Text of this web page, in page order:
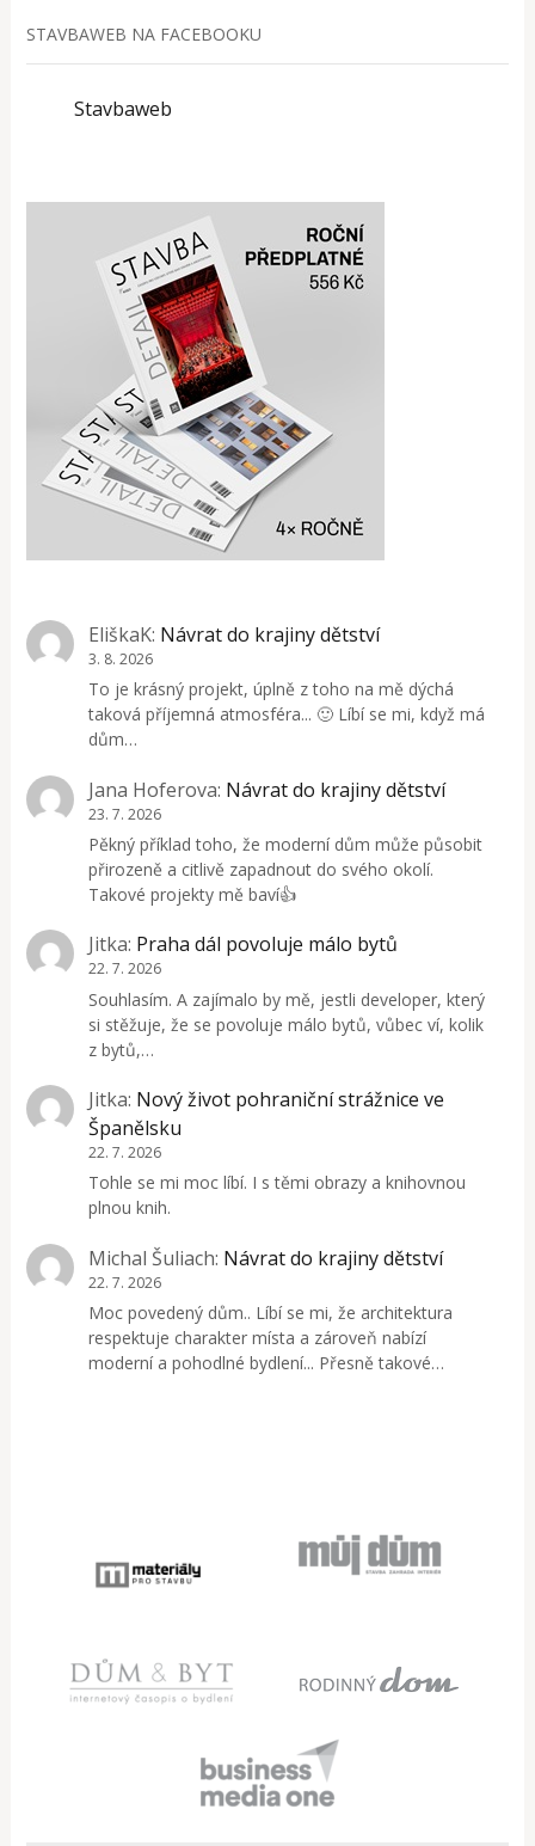
STAVBAWEB NA FACEBOOKU
Stavbaweb
EliškaK: Návrat do krajiny dětství
3. 8. 2026
To je krásný projekt, úplně z toho na mě dýchá
taková příjemná atmosféra... 🙂 Líbí se mi, když má
dům…
Jana Hoferova: Návrat do krajiny dětství
23. 7. 2026
Pěkný příklad toho, že moderní dům může působit
přirozeně a citlivě zapadnout do svého okolí.
Takové projekty mě baví👍
Jitka: Praha dál povoluje málo bytů
22. 7. 2026
Souhlasím. A zajímalo by mě, jestli developer, který
si stěžuje, že se povoluje málo bytů, vůbec ví, kolik
z bytů,…
Jitka: Nový život pohraniční strážnice ve
Španělsku
22. 7. 2026
Tohle se mi moc líbí. I s těmi obrazy a knihovnou
plnou knih.
Michal Šuliach: Návrat do krajiny dětství
22. 7. 2026
Moc povedený dům.. Líbí se mi, že architektura
respektuje charakter místa a zároveň nabízí
moderní a pohodlné bydlení... Přesně takové…